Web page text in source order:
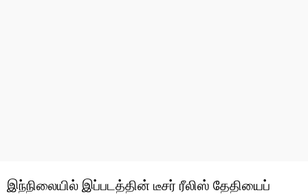
இந்நிலையில் இப்படத்தின் டீசர் ரீலிஸ் தேதியைப்